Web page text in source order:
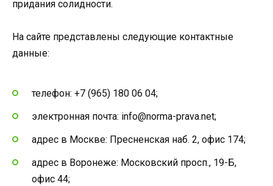
придания солидности.
На сайте представлены следующие контактные
данные:
телефон: +7 (965) 180 06 04;
электронная почта: info@norma-prava.net;
адрес в Москве: Пресненская наб. 2, офис 174;
адрес в Воронеже: Московский просп., 19-Б,
офис 44;